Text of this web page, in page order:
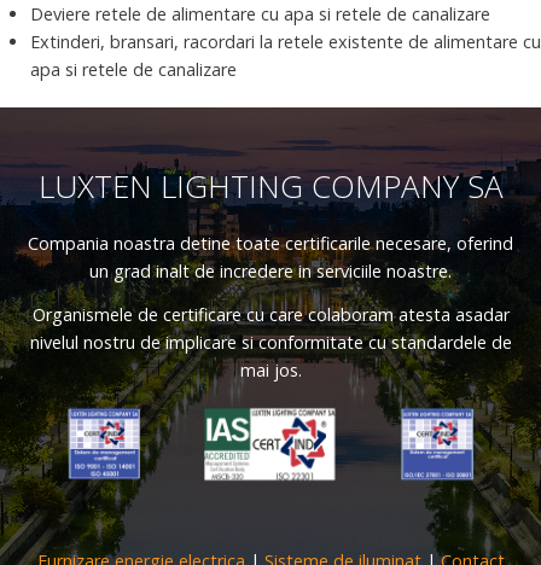
Deviere retele de alimentare cu apa si retele de canalizare
Extinderi, bransari, racordari la retele existente de alimentare cu
apa si retele de canalizare
LUXTEN LIGHTING COMPANY SA
Compania noastra detine toate certificarile necesare, oferind
un grad inalt de incredere in serviciile noastre.
Organismele de certificare cu care colaboram atesta asadar
nivelul nostru de implicare si conformitate cu standardele de
mai jos.